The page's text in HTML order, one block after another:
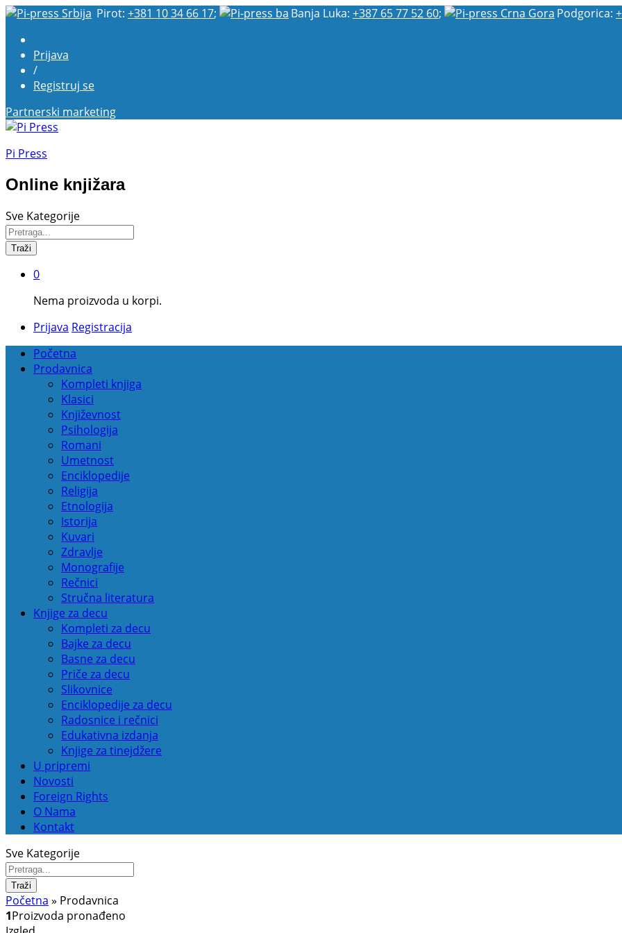
Pirot: +381 10 34 66 17; Banja Luka: +387 65 77 52 60; Podgorica:
Prijava
/
Registruj se
Partnerski marketing
Pi Press
Online knjižara
Sve Kategorije
Traži
0
Nema proizvoda u korpi.
Prijava Registracija
Početna
Prodavnica
Kompleti knjiga
Klasici
Književnost
Psihologija
Romani
Umetnost
Enciklopedije
Religija
Etnologija
Istorija
Kuvari
Zdravlje
Monografije
Rečnici
Stručna literatura
Knjige za decu
Kompleti za decu
Bajke za decu
Basne za decu
Priče za decu
Slikovnice
Enciklopedije za decu
Radosnice i rečnici
Edukativna izdanja
Knjige za tinejdžere
U pripremi
Novosti
Foreign Rights
O Nama
Kontakt
Sve Kategorije
Traži
Početna » Prodavnica
1Proizvoda pronađeno